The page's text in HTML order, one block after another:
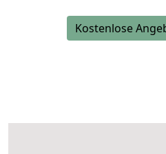
Kostenlose